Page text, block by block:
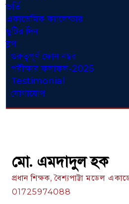
ভর্তি
একাডেমিক ক্যালেন্ডার
ছুটির দিন
ব্লগ
গুরুত্বপূর্ণ ফোন নম্বর
পরীক্ষার ফলাফল-2025
Testimonial
যোগাযোগ
মো. এমদাদুল হক
প্রধান শিক্ষক, বৈশ্যপাট্টা মডেল
01725974088